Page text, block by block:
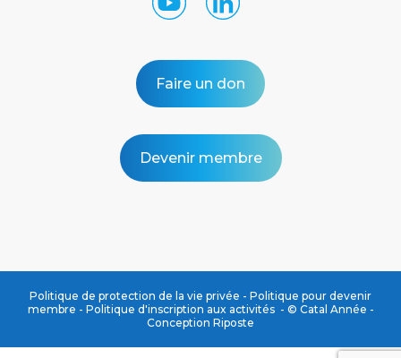
Faire un don
Devenir membre
Politique de protection de la vie privée - Politique pour devenir
membre - Politique d'inscription aux activités - © Catal Année -
Conception Riposte